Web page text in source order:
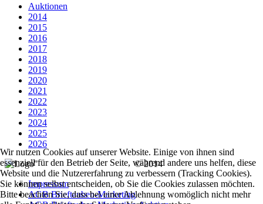
Auktionen
2014
2015
2016
2017
2018
2019
2020
2021
2022
2023
2024
2025
2026
© 2014
Impressum
AGB Brieftauben-Marketing
Wir nutzen Cookies auf unserer Website. Einige von ihnen sind
essenziell für den Betrieb der Seite, während andere uns helfen, diese
Website und die Nutzererfahrung zu verbessern (Tracking Cookies).
Sie können selbst entscheiden, ob Sie die Cookies zulassen möchten.
Bitte beachten Sie, dass bei einer Ablehnung womöglich nicht mehr